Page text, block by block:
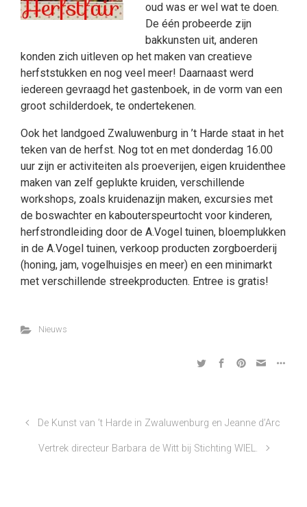
oud was er wel wat te doen.
De één probeerde zijn
bakkunsten uit, anderen
konden zich uitleven op het maken van creatieve
herfststukken en nog veel meer! Daarnaast werd
iedereen gevraagd het gastenboek, in de vorm van een
groot schilderdoek, te ondertekenen.
Ook het landgoed Zwaluwenburg in ’t Harde staat in het
teken van de herfst. Nog tot en met donderdag 16.00
uur zijn er activiteiten als proeverijen, eigen kruidenthee
maken van zelf geplukte kruiden, verschillende
workshops, zoals kruidenazijn maken, excursies met
de boswachter en kabouterspeurtocht voor kinderen,
herfstrondleiding door de A.Vogel tuinen, bloemplukken
in de A.Vogel tuinen, verkoop producten zorgboerderij
(honing, jam, vogelhuisjes en meer) en een minimarkt
met verschillende streekproducten. Entree is gratis!
Nieuws
De Kunst van ’t Harde in Zwaluwenburg en Jeanne d’Arc
Vertrek directeur Barbara de Witt bij Stichting WIEL.